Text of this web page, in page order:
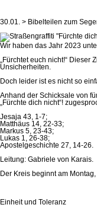
30.01. > Bibelteilen zum
Wir haben das Jahr 2023
„Fürchtet euch nicht!“ Dieser
Unsicherheiten.
Doch leider ist es nicht so
Anhand der Schicksale von
„Fürchte dich nicht“!
Jesaja 43, 1-7;
Matthäus 14, 22-33;
Markus 5, 23-43;
Lukas 1, 26-38;
Apostelgeschichte 27, 14-26.
Leitung: Gabriele von Karais.
Der Kreis beginnt am
Einheit und Toleranz